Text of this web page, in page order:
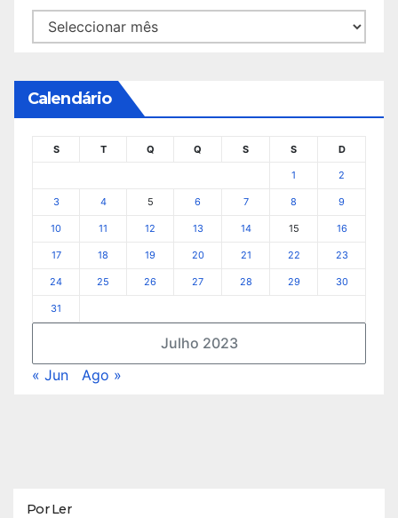
Arquivo
Calendário
Julho 2023
S T Q Q S S D
1 2
3 4 5 6 7 8 9
10 11 12 13 14 15 16
17 18 19 20 21 22 23
24 25 26 27 28 29 30
31
« Jun Ago »
Por Ler